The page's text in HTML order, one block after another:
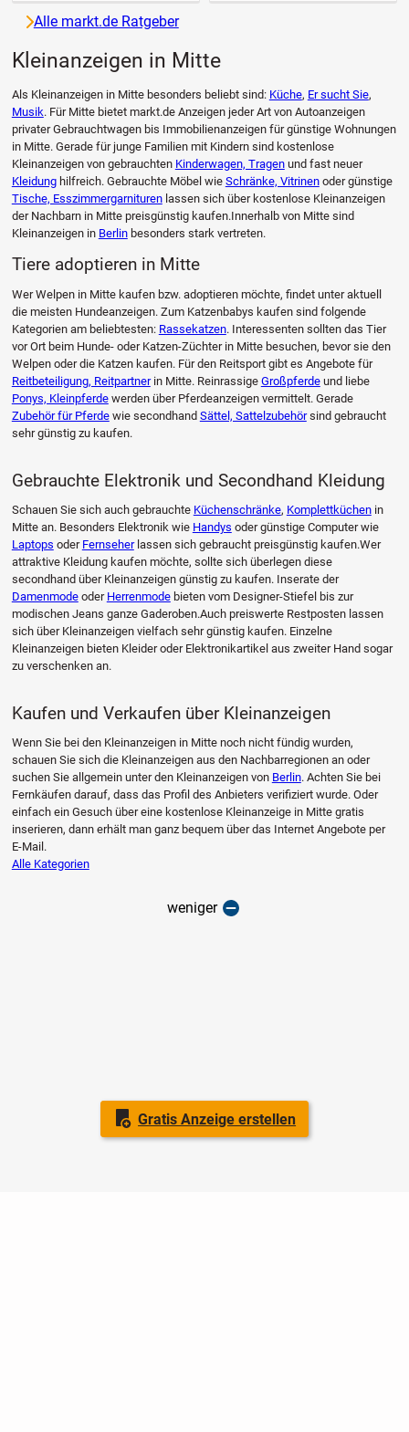
Gratis Anzeige erstellen
Alle markt.de Ratgeber
Kleinanzeigen in Mitte
Als Kleinanzeigen in Mitte besonders beliebt sind: Küche, Er sucht Sie,
Musik. Für Mitte bietet markt.de Anzeigen jeder Art von Autoanzeigen
privater Gebrauchtwagen bis Immobilienanzeigen für günstige Wohnungen
in Mitte. Gerade für junge Familien mit Kindern sind kostenlose
Kleinanzeigen von gebrauchten Kinderwagen, Tragenund fast neuer
Kleidunghilfreich. Gebrauchte Möbel wie Schränke, Vitrinenoder günstige
Tische, Esszimmergarniturenlassen sich über kostenlose Kleinanzeigen
der Nachbarn in Mitte preisgünstig kaufen.Innerhalb von Mitte sind
Kleinanzeigen in Berlinbesonders stark vertreten.
Tiere adoptieren in Mitte
Wer Welpen in Mitte kaufen bzw. adoptieren möchte, findet unter aktuell
die meisten Hundeanzeigen. Zum Katzenbabys kaufen sind folgende
Kategorien am beliebtesten: Rassekatzen. Interessenten sollten das Tier
vor Ort beim Hunde- oder Katzen-Züchter in Mitte besuchen, bevor sie den
Welpen oder die Katzen kaufen. Für den Reitsport gibt es Angebote für
Reitbeteiligung, Reitpartnerin Mitte. Reinrassige Großpferdeund liebe
Ponys, Kleinpferdewerden über Pferdeanzeigen vermittelt. Gerade
Zubehör für Pferdewie secondhand Sättel, Sattelzubehörsind gebraucht
sehr günstig zu kaufen.
Gebrauchte Elektronik und Secondhand Kleidung
Schauen Sie sich auch gebrauchte Küchenschränke, Komplettküchenin
Mitte an. Besonders Elektronik wie Handys oder günstige Computer wie
Laptops oder Fernseherlassen sich gebraucht preisgünstig kaufen.Wer
attraktive Kleidung kaufen möchte, sollte sich überlegen diese
secondhand über Kleinanzeigen günstig zu kaufen. Inserate der
Damenmodeoder Herrenmodebieten vom Designer-Stiefel bis zur
modischen Jeans ganze Gaderoben.Auch preiswerte Restposten lassen
sich über Kleinanzeigen vielfach sehr günstig kaufen. Einzelne
Kleinanzeigen bieten Kleider oder Elektronikartikel aus zweiter Hand sogar
zu verschenken an.
Kaufen und Verkaufen über Kleinanzeigen
Wenn Sie bei den Kleinanzeigen in Mitte noch nicht fündig wurden,
schauen Sie sich die Kleinanzeigen aus den Nachbarregionen an oder
suchen Sie allgemein unter den Kleinanzeigen von Berlin. Achten Sie bei
Fernkäufen darauf, dass das Profil des Anbieters verifiziert wurde. Oder
einfach ein Gesuch über eine kostenlose Kleinanzeige in Mitte gratis
inserieren, dann erhält man ganz bequem über das Internet Angebote per
E-Mail.
Alle Kategorien
weniger